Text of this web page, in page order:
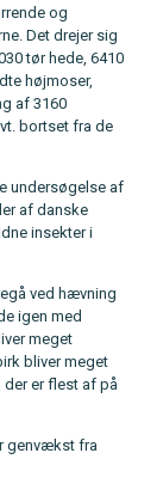
og
Det drejer sig
tør hede, 6410
højmoser,
af 3160
bortset fra de
undersøgelse af
af danske
insekter i
ved hævning
igen med
meget
bliver meget
er flest af på
genvækst fra